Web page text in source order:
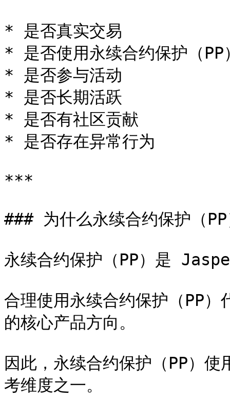
* 是否真实交易
* 是否使用永续合约保护（PP
* 是否参与活动
* 是否长期活跃
* 是否有社区贡献
* 是否存在异常行为
***
### 为什么永续合约保护（
永续合约保护（PP）是
合理使用永续合约保护（PP
的核心产品方向。
因此，永续合约保护（PP）